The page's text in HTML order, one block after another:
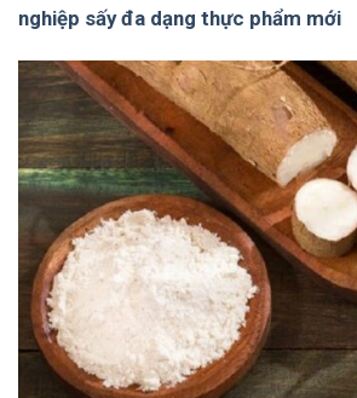
nghiệp sấy đa dạng thực phẩm mới